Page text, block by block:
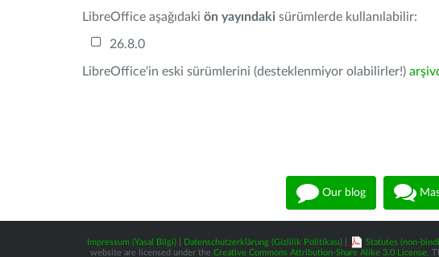
LibreOffice aşağıdaki ön yayındaki sürümlerde kullanılabilir:
26.8.0
LibreOffice'in eski sürümlerini (desteklenmiyor olabilirler!)
Our blog
Impressum (Yasal Bilgi) Datenschutzerklärung (Gizlilik Politikası) Statutes (non-
website are licensed under the Creative Commons Attribution-Share Alike 3.0 License.